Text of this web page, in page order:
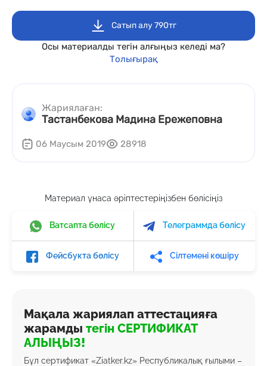
Сатып алу 790тг
Осы материалды тегін алғыңыз келеді ма?
Толығырақ
Жариялаған:
Тастанбекова Мадина Ережеповна
06 Маусым 2019 28918
Материал ұнаса әріптестеріңізбен бөлісіңіз
Ватсапта бөлісу Телеграммда бөлісу
Фейсбукта бөлісу Сілтемені көшіру
Мақала жариялап аттестацияға
жарамды тегін СЕРТИФИКАТ
АЛЫҢЫЗ!
Бұл сертификат «Ziatker.kz» Республикалық ғылыми –